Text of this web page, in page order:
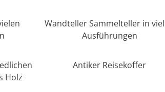
Wandteller Sammelteller in
Ausführungen
Holz
Antiker Reisekoffer